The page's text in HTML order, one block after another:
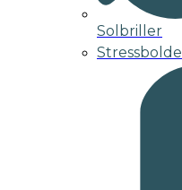
Solbriller
Stressbolde